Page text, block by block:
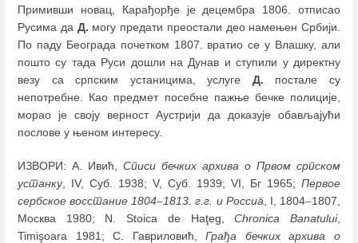
Примивши новац, Карађорђе је децембра 1806. отписао
Русима да Д. могу предати преостали део намењен Србији.
По паду Београда почетком 1807. вратио се у Влашку, али
пошто су тада Руси дошли на Дунав и ступили у директну
везу са српским устаницима, услуге Д. постале су
непотребне. Као предмет посебне пажње бечке полиције,
морао је своју верност Аустрији да доказује обављајући
послове у њеном интересу.
ИЗВОРИ: А. Ивић, Списи бечких архива о Првом српском
устанку, IV, Суб. 1938; V, Суб. 1939; VI, Бг 1965; Первое
сербское восстание 1804–1813. г.г. и Россиä , I, 1804–1807,
Москва 1980; N. Stoica de Haţeg,Chronica Banatului,
Timişoara 1981; С. Гавриловић,Грађа бечких архива о